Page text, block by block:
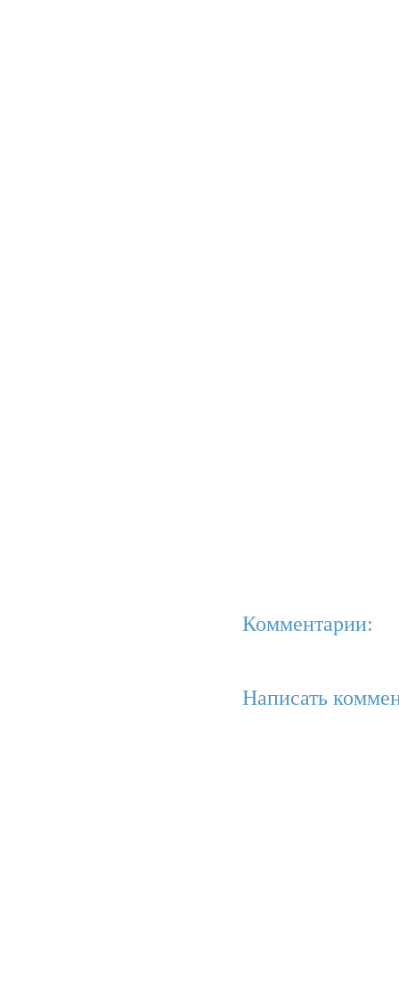
Комментарии:
Написать